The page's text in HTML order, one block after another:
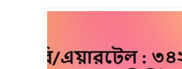
Validity:30Days
View Details →